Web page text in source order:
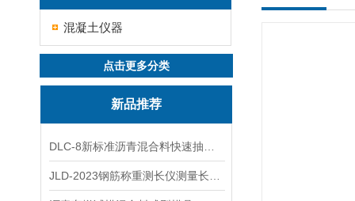
混凝土仪器
点击更多分类
新品推荐